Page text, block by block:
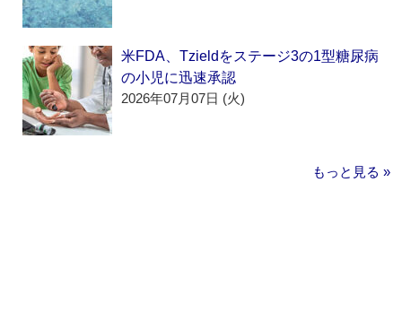
米FDA、Tzieldをステージ3の1型糖尿病
の小児に迅速承認
2026年07月07日 (火)
もっと見る »